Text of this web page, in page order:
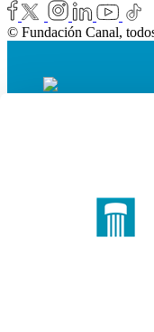
© Fundación Canal,